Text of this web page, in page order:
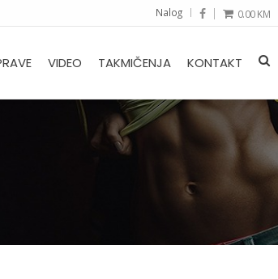
Nalog 0.00KM
VIDEO TAKMIČENJA KONTAKT